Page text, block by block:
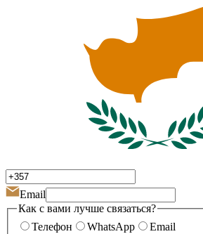
Email
Как с вами лучше связаться?
Телефон
WhatsApp Email